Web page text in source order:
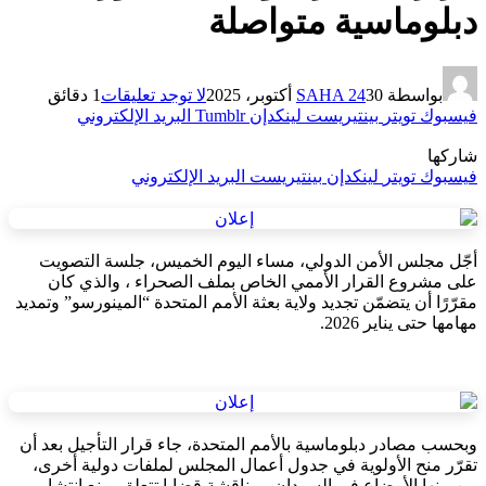
دبلوماسية متواصلة
بواسطة SAHA 2430 أكتوبر، 2025 لا توجد تعليقات 1 دقائق
فيسبوك تويتر بينتيريست لينكدإن Tumblr البريد الإلكتروني
شاركها
فيسبوك تويتر لينكدإن بينتيريست البريد الإلكتروني
أجّل مجلس الأمن الدولي، مساء اليوم الخميس، جلسة التصويت
على مشروع القرار الأممي الخاص بملف الصحراء ، والذي كان
مقرّرًا أن يتضمّن تجديد ولاية بعثة الأمم المتحدة “المينورسو” وتمديد
مهامها حتى يناير 2026.
وبحسب مصادر دبلوماسية بالأمم المتحدة، جاء قرار التأجيل بعد أن
تقرّر منح الأولوية في جدول أعمال المجلس لملفات دولية أخرى،